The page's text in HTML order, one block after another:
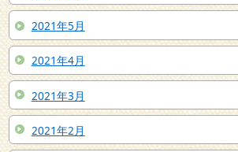
2021年5月
2021年4月
2021年3月
2021年2月